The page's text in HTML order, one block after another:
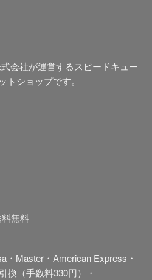
会社が運営するスピードキュー
トショップです。
無料
・Master・American Express・
換（手数料330円）・